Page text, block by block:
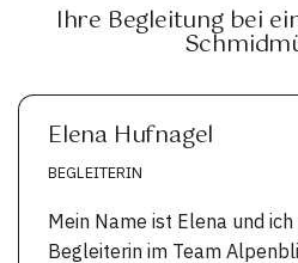
Ihre Begleitung bei
Elena Hufnagel
BEGLEITERIN
Mein Name ist Elena und
Begleiterin im Team